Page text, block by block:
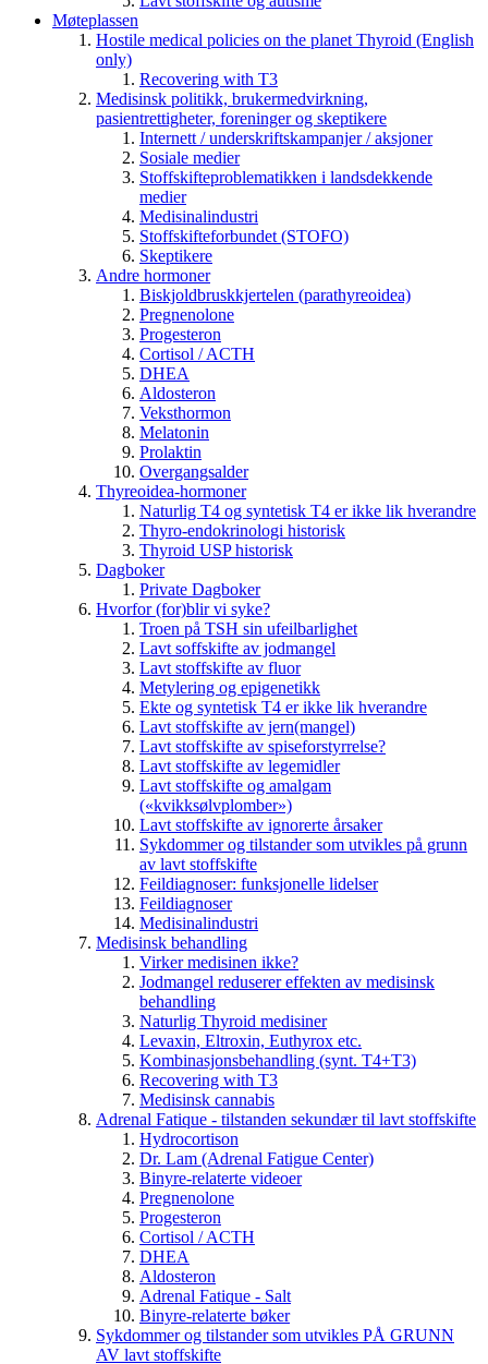
Møteplassen
Hostile medical policies on the planet Thyroid (English
only)
Recovering with T3
Medisinsk politikk, brukermedvirkning,
pasientrettigheter, foreninger og skeptikere
Internett / underskriftskampanjer / aksjoner
Sosiale medier
Stoffskifteproblematikken i landsdekkende
medier
Medisinalindustri
Stoffskifteforbundet (STOFO)
Skeptikere
Andre hormoner
Biskjoldbruskkjertelen (parathyreoidea)
Pregnenolone
Progesteron
Cortisol / ACTH
DHEA
Aldosteron
Veksthormon
Melatonin
Prolaktin
Overgangsalder
Thyreoidea-hormoner
Naturlig T4 og syntetisk T4 er ikke lik hverandre
Thyro-endokrinologi historisk
Thyroid USP historisk
Dagboker
Private Dagboker
Hvorfor (for)blir vi syke?
Troen på TSH sin ufeilbarlighet
Lavt soffskifte av jodmangel
Lavt stoffskifte av fluor
Metylering og epigenetikk
Ekte og syntetisk T4 er ikke lik hverandre
Lavt stoffskifte av jern(mangel)
Lavt stoffskifte av spiseforstyrrelse?
Lavt stoffskifte av legemidler
Lavt stoffskifte og amalgam
(«kvikksølvplomber»)
Lavt stoffskifte av ignorerte årsaker
Sykdommer og tilstander som utvikles på grunn
av lavt stoffskifte
Feildiagnoser: funksjonelle lidelser
Feildiagnoser
Medisinalindustri
Medisinsk behandling
Virker medisinen ikke?
Jodmangel reduserer effekten av medisinsk
behandling
Naturlig Thyroid medisiner
Levaxin, Eltroxin, Euthyrox etc.
Kombinasjonsbehandling (synt. T4+T3)
Recovering with T3
Medisinsk cannabis
Adrenal Fatique - tilstanden sekundær til lavt stoffskifte
Hydrocortison
Dr. Lam (Adrenal Fatigue Center)
Binyre-relaterte videoer
Pregnenolone
Progesteron
Cortisol / ACTH
DHEA
Aldosteron
Adrenal Fatique - Salt
Binyre-relaterte bøker
Sykdommer og tilstander som utvikles PÅ GRUNN
AV lavt stoffskifte